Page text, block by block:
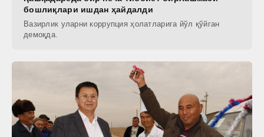
бошлиқлари ишдан ҳайдалди
Вазирлик уларни коррупция ҳолатларига йўл қўйган
демоқда.